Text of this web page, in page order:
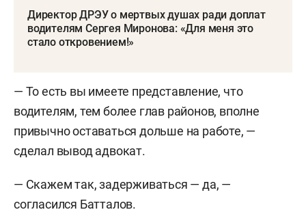
388 тыс. рублей и заплатило 118 тыс. рублей
налогов. Общая сумма ущерба по данному
эпизоду, по версии следствия и обвинения,
Но на этом доплаты не закончились, полагает
обвинение. По его версии, Миронов пообещал
Шарапову более высокую доплату за
переработки. Для этого «дал незаконное
указание» директору МУП «ДРЭУ» фиктивно
трудоустроить к себе отца Шарапова, например
Директор ДРЭУ о мертвых душах ради доплат
водителям Сергея Миронова: «Для меня это
стало откровением!»
— То есть вы имеете представление, что
водителям, тем более глав районов, вполне
привычно оставаться дольше на работе, —
сделал вывод адвокат.
— Скажем так, задерживаться — да, —
согласился Батталов.